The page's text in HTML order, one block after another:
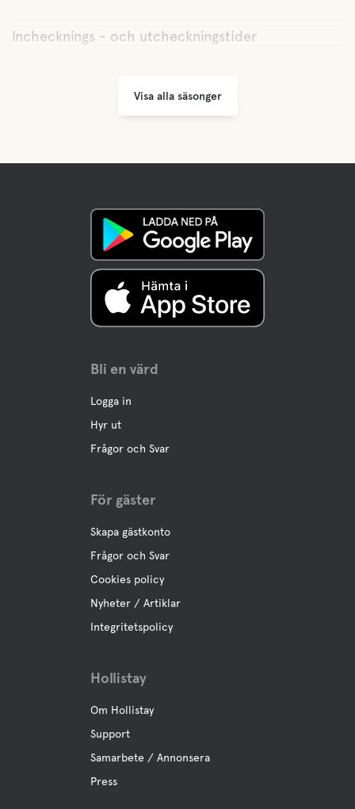
Inchecknings - och utcheckningstider
Visa alla säsonger
Bli en värd
Logga in
Hyr ut
Frågor och Svar
För gäster
Skapa gästkonto
Frågor och Svar
Cookies policy
Nyheter / Artiklar
Integritetspolicy
Hollistay
Om Hollistay
Support
Samarbete / Annonsera
Press